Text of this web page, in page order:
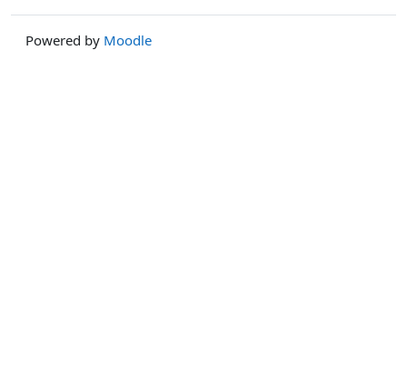
Powered by Moodle